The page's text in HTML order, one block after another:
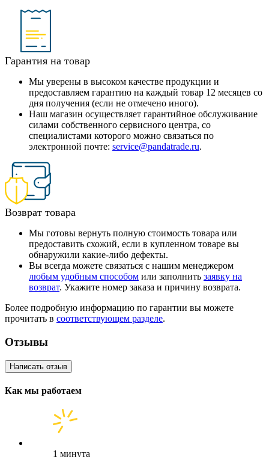
Гарантия на товар
Мы уверены в высоком качестве продукции и
предоставляем гарантию на каждый товар 12 месяцев со
дня получения (если не отмечено иного).
Наш магазин осуществляет гарантийное обслуживание
силами собственного сервисного центра, со
специалистами которого можно связаться по
электронной почте: service@pandatrade.ru.
Возврат товара
Мы готовы вернуть полную стоимость товара или
предоставить схожий, если в купленном товаре вы
обнаружили какие-либо дефекты.
Вы всегда можете связаться с нашим менеджером
любым удобным способом или заполнить заявку на
возврат. Укажите номер заказа и причину возврата.
Более подробную информацию по гарантии вы можете
прочитать в соответствующем разделе.
Отзывы
Написать отзыв
Как мы работаем
1 минута